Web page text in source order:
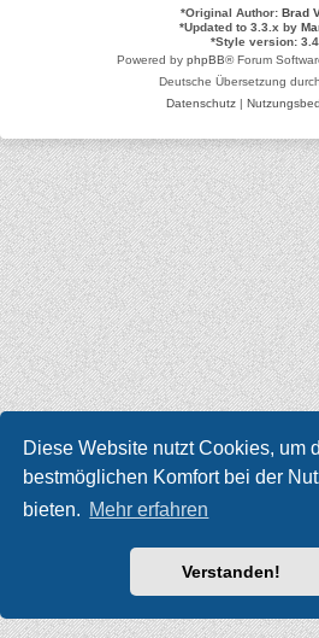
Diese Website nutzt Cookies, um
bestmöglichen Komfort bei der
bieten. Mehr erfahren
Verstanden!
*Original Author: Brad
*Updated to 3.3.x by
*Style version:
Powered by phpBB® Forum
Deutsche Übersetzung durch
Datenschutz|